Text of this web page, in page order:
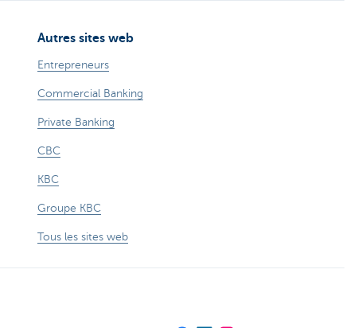
Autres sites web
Entrepreneurs
Commercial Banking
Private Banking
CBC
KBC
Groupe KBC
Tous les sites web